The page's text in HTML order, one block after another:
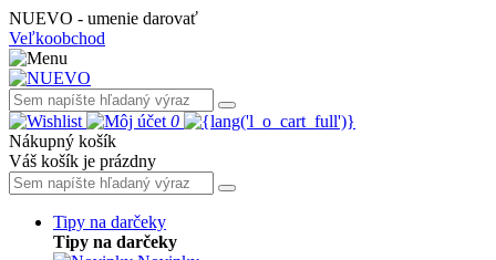
NUEVO - umenie darovať
Veľkoobchod
0
Nákupný košík
Váš košík je prázdny
Tipy na darčeky
Tipy na darčeky